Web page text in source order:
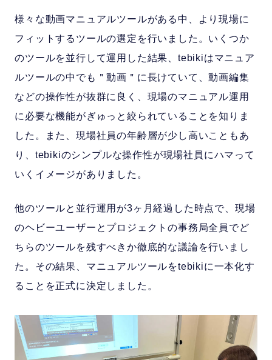
様々な動画マニュアルツールがある中、より現場に
フィットするツールの選定を行いました。いくつか
のツールを並行して運用した結果、tebikiはマニュア
ルツールの中でも＂動画＂に長けていて、動画編集
などの操作性が抜群に良く、現場のマニュアル運用
に必要な機能がぎゅっと絞られていることを知りま
した。また、現場社員の年齢層が少し高いこともあ
り、tebikiのシンプルな操作性が現場社員にハマって
いくイメージがありました。
他のツールと並行運用が3ヶ月経過した時点で、現場
のヘビーユーザーとプロジェクトの事務局全員でど
ちらのツールを残すべきか徹底的な議論を行いまし
た。その結果、マニュアルツールをtebikiに一本化す
ることを正式に決定しました。